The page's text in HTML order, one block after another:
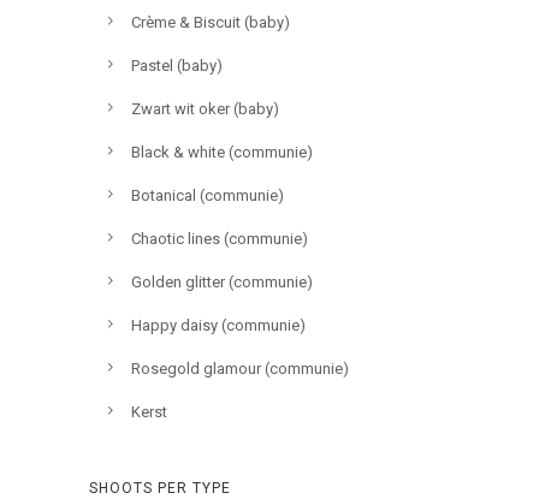
Crème & Biscuit (baby)
Pastel (baby)
Zwart wit oker (baby)
Black & white (communie)
Botanical (communie)
Chaotic lines (communie)
Golden glitter (communie)
Happy daisy (communie)
Rosegold glamour (communie)
Kerst
SHOOTS PER TYPE